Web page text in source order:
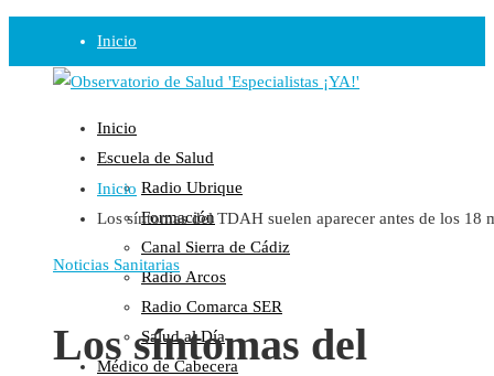
Inicio
Observatorio
Opinión
Radio
Guadalinfo Salud
Radio Guadalete
COPE Pontevedra
Salud en Radio Ubrique
Salud en Verano
Inicio
Escuela de Salud
Radio Ubrique
Formación
Canal Sierra de Cádiz
Radio Arcos
Radio Comarca SER
Salud al Día
Médico de Cabecera
Inicio
Los síntomas del TDAH suelen aparecer antes de los 18
Noticias Sanitarias
Los síntomas del